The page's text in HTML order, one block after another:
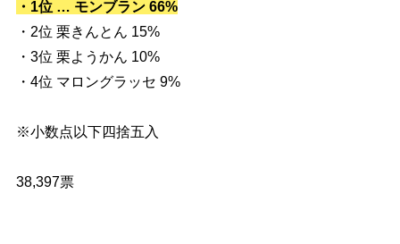
・1位 … モンブラン 66%
・2位 栗きんとん 15%
・3位 栗ようかん 10%
・4位 マロングラッセ 9%
※小数点以下四捨五入
38,397票